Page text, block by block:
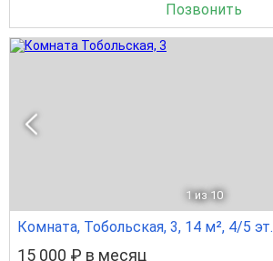
Позвонить
1 из 10
Комната, Тобольская, 3, 14 м², 4/5 эт.
15 000 ₽ в месяц